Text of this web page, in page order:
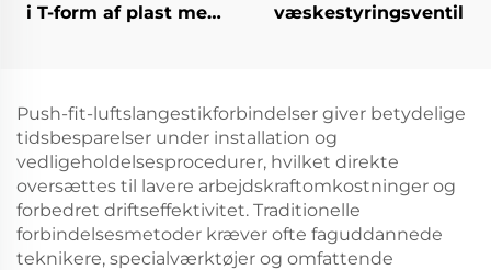
i T-form af plast med
væskestyringsventil
Push-fit-luftslangestikforbindelser giver betydelige
tidsbesparelser under installation og
vedligeholdelsesprocedurer, hvilket direkte
oversættes til lavere arbejdskraftomkostninger og
forbedret driftseffektivitet. Traditionelle
forbindelsesmetoder kræver ofte faguddannede
teknikere, specialværktøjer og omfattende